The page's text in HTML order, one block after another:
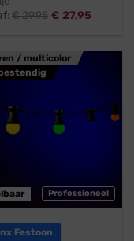
€29,95 € 27,95
/ multicolor
Professioneel
Festoon